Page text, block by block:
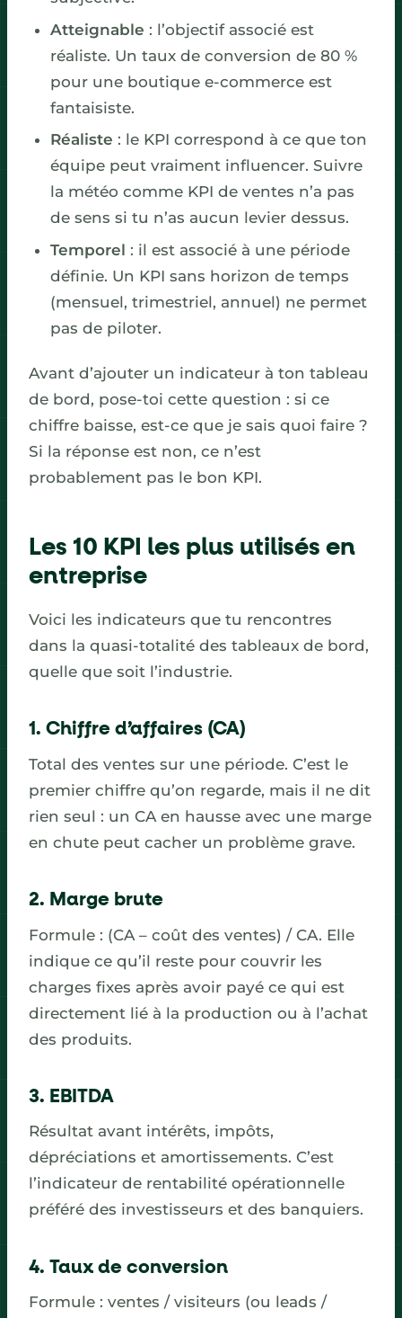
Atteignable : l’objectif associé est
réaliste. Un taux de conversion de 80 %
pour une boutique e-commerce est
fantaisiste.
Réaliste : le KPI correspond à ce que ton
équipe peut vraiment influencer. Suivre
la météo comme KPI de ventes n’a pas
de sens si tu n’as aucun levier dessus.
Temporel : il est associé à une période
définie. Un KPI sans horizon de temps
(mensuel, trimestriel, annuel) ne permet
pas de piloter.
Avant d’ajouter un indicateur à ton tableau
de bord, pose-toi cette question : si ce
chiffre baisse, est-ce que je sais quoi faire ?
Si la réponse est non, ce n’est
probablement pas le bon KPI.
Les 10 KPI les plus utilisés en
entreprise
Voici les indicateurs que tu rencontres
dans la quasi-totalité des tableaux de bord,
quelle que soit l’industrie.
1. Chiffre d’affaires (CA)
Total des ventes sur une période. C’est le
premier chiffre qu’on regarde, mais il ne dit
rien seul : un CA en hausse avec une marge
en chute peut cacher un problème grave.
2. Marge brute
Formule : (CA – coût des ventes) / CA. Elle
indique ce qu’il reste pour couvrir les
charges fixes après avoir payé ce qui est
directement lié à la production ou à l’achat
des produits.
3. EBITDA
Résultat avant intérêts, impôts,
dépréciations et amortissements. C’est
l’indicateur de rentabilité opérationnelle
préféré des investisseurs et des banquiers.
4. Taux de conversion
Formule : ventes / visiteurs (ou leads /